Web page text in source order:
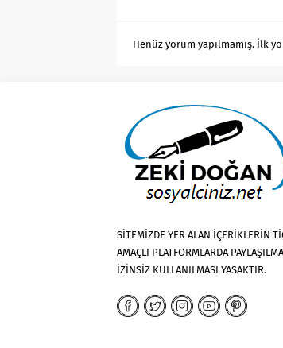
Henüz yorum yapılmamış. İlk
SİTEMİZDE YER ALAN İÇERİKLERİN
AMAÇLI PLATFORMLARDA
İZİNSİZ KULLANILMASI YASAKTIR.